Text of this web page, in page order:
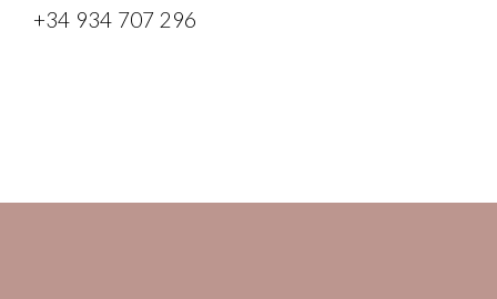
+34 934 707 296